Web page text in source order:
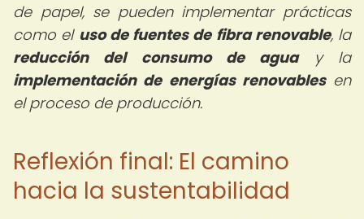
de papel, se pueden implementar prácticas
como el uso de fuentes de fibra renovable, la
reducción del consumo de aguay la
implementación de energías renovablesen
el proceso de producción.
Reflexión final: El camino
hacia la sustentabilidad